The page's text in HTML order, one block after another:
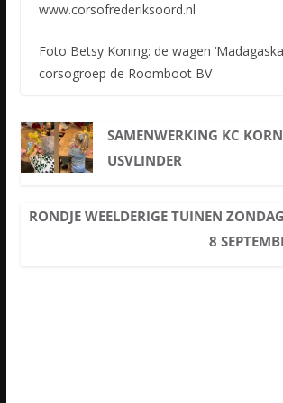
www.corsofrederiksoord.nl
Foto Betsy Koning: de wagen
corsogroep de Roomboot BV
SAMENWERKING KC
USVLINDER
RONDJE WEELDERIGE TUINEN
8